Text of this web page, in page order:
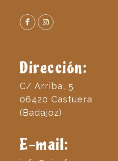
Dirección:
C/ Arriba, 5
06420 Castuera
(Badajoz)
E-mail: